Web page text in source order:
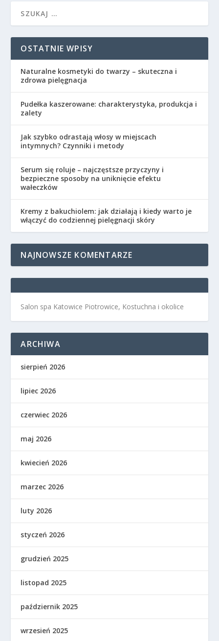
OSTATNIE WPISY
Naturalne kosmetyki do twarzy – skuteczna i
zdrowa pielęgnacja
Pudełka kaszerowane: charakterystyka, produkcja i
zalety
Jak szybko odrastają włosy w miejscach
intymnych? Czynniki i metody
Serum się roluje – najczęstsze przyczyny i
bezpieczne sposoby na uniknięcie efektu
wałeczków
Kremy z bakuchiolem: jak działają i kiedy warto je
włączyć do codziennej pielęgnacji skóry
NAJNOWSZE KOMENTARZE
Salon spa Katowice Piotrowice, Kostuchna i okolice
ARCHIWA
sierpień 2026
lipiec 2026
czerwiec 2026
maj 2026
kwiecień 2026
marzec 2026
luty 2026
styczeń 2026
grudzień 2025
listopad 2025
październik 2025
wrzesień 2025